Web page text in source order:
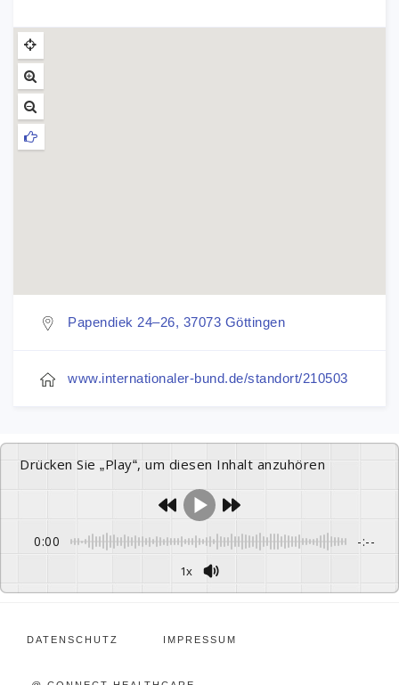
Papendiek 24–26, 37073 Göttingen
www.internationaler-bund.de/standort/210503
Drücken Sie „Play“, um diesen Inhalt anzuhören
0:00 -:--
1x
DATENSCHUTZ IMPRESSUM